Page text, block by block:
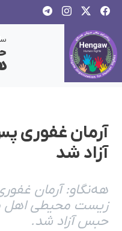
آزاد شد
هەنگاو: آرمان
حبس آزاد شد.